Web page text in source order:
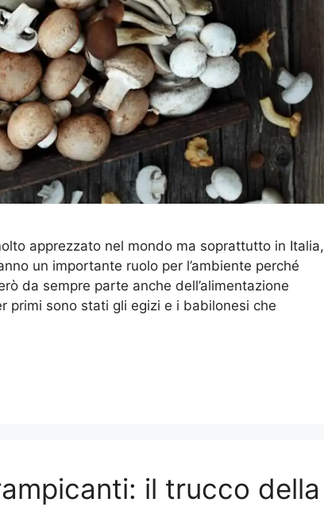
apprezzato nel mondo ma soprattutto in Italia,
un importante ruolo per l’ambiente perché
da sempre parte anche dell’alimentazione
primi sono stati gli egizi e i babilonesi che
il trucco della